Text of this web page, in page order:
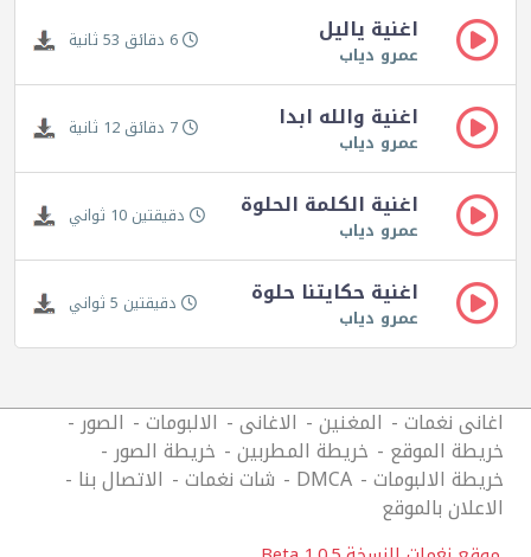
اغنية ياليل
عمرو دياب 6 دقائق 53 ثانية
اغنية والله ابدا
عمرو دياب 7 دقائق 12 ثانية
اغنية الكلمة الحلوة
عمرو دياب دقيقتين 10 ثواني
اغنية حكايتنا حلوة
عمرو دياب دقيقتين 5 ثواني
اغانى نغمات المغنين الاغانى الالبومات الصور
خريطة الموقع خريطة المطربين خريطة الصور
خريطة الالبومات DMCA شات نغمات الاتصال بنا
الاعلان بالموقع